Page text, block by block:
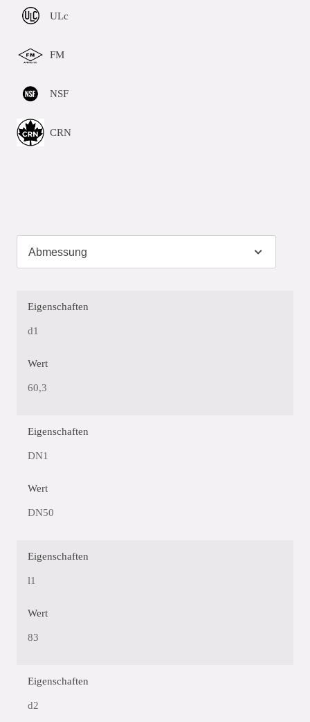
ULc
FM
NSF
CRN
Eigenschaften
d1
Wert
60,3
Eigenschaften
DN1
Wert
DN50
Eigenschaften
l1
Wert
83
Eigenschaften
d2